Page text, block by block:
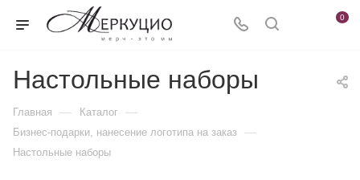
0
Настольные наборы
Главная — Каталог —
Бизнес-подарки, нанесение логотипа на заказ —
Настольные наборы